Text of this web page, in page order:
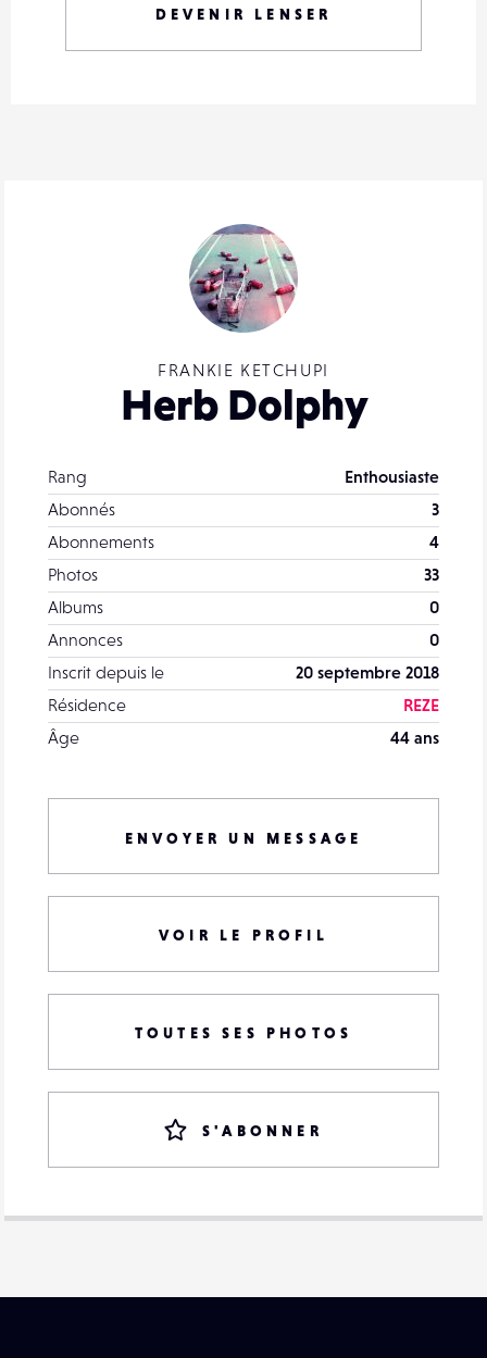
FRANKIE KETCHUPI
Herb Dolphy
Rang
Enthousiaste
Abonnés
3
Abonnements
4
Photos
33
Albums
0
Annonces
0
Inscrit depuis le
20 septembre 2018
Résidence
REZE
Âge
44 ans
ENVOYER UN MESSAGE
VOIR LE PROFIL
TOUTES SES PHOTOS
S'ABONNER
DEVENIR LENSER